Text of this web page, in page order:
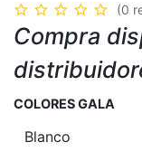
(0
Compra
COLORES GALA